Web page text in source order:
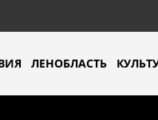
ЛЕНОБЛАСТЬ